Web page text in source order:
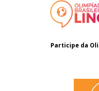
Participe da